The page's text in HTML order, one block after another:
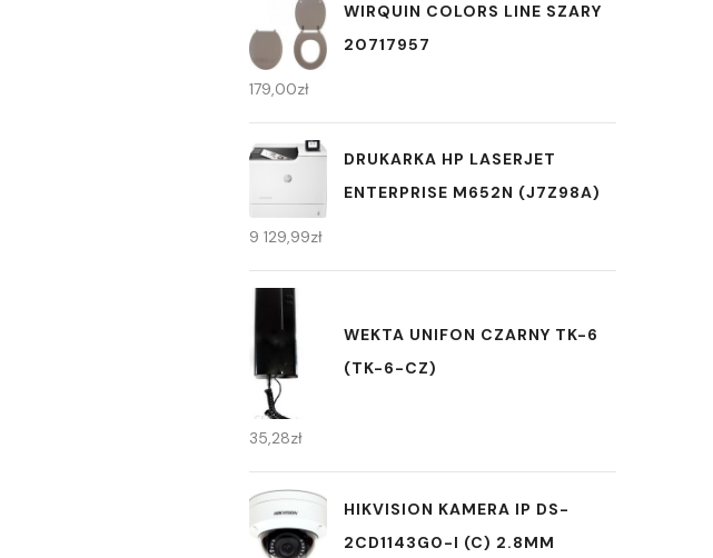
WIRQUIN COLORS LINE SZARY
20717957
179,00zł
DRUKARKA HP LASERJET
ENTERPRISE M652N (J7Z98A)
9 129,99zł
WEKTA UNIFON CZARNY TK-6
(TK-6-CZ)
35,28zł
HIKVISION KAMERA IP DS-
2CD1143G0-I (C) 2.8MM